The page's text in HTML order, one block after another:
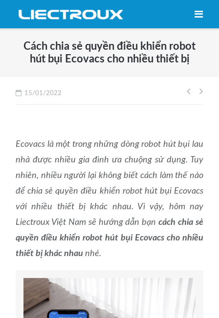
Cách chia sẻ quyền điều khiển robot
hút bụi Ecovacs cho nhiều thiết bị
15/01/2022
Điều
Ecovacs là một trong những dòng robot hút bụi lau
nhà được nhiều gia đình ưa chuộng sử dụng. Tuy
nhiên, nhiều người lại không biết cách làm thế nào
để chia sẻ quyền điều khiển robot hút bụi Ecovacs
với nhiều thiết bị khác nhau. Vì vậy, hôm nay
Liectroux Việt Nam sẽ hướng dẫn bạncách chia sẻ
quyền điều khiển robot hút bụi Ecovacs cho nhiều
thiết bị khác nhau nhé.